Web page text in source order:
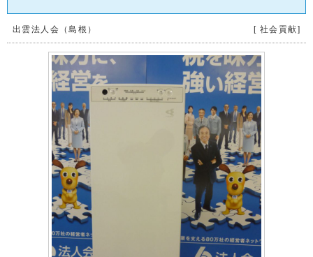
出雲法人会（島根） [ 社会貢献]